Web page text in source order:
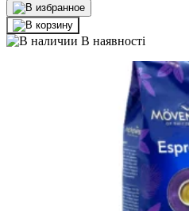
В наявності